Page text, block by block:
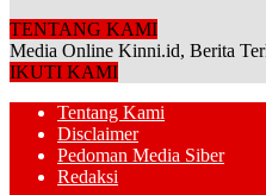
TENTANG KAMI
Media Online Kinni.id, Berita
IKUTI KAMI
Tentang Kami
Disclaimer
Pedoman Media Siber
Redaksi